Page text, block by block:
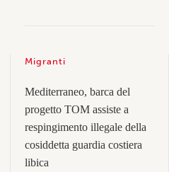
Migranti
Mediterraneo, barca del
progetto TOM assiste a
respingimento illegale della
cosiddetta guardia costiera
libica